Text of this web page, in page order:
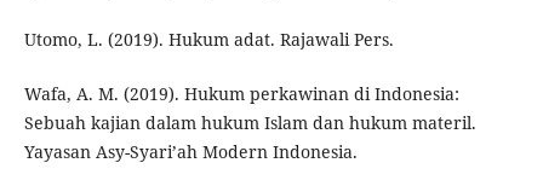
Utomo, L. (2019). Hukum adat. Rajawali Pers.
Wafa, A. M. (2019). Hukum perkawinan di Indonesia:
Sebuah kajian dalam hukum Islam dan hukum materil.
Yayasan Asy-Syari’ah Modern Indonesia.